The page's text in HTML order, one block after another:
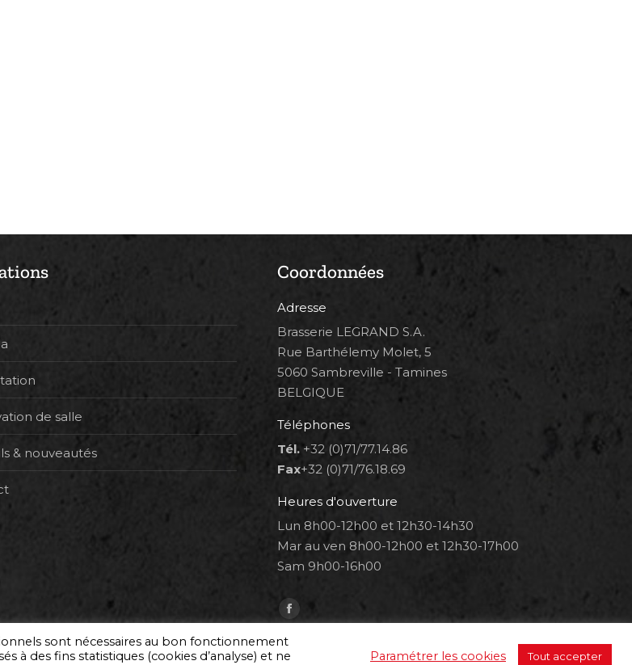
de salle
& nouveautés
Coordonnées
Adresse
Brasserie LEGRAND S.A.
Rue Barthélemy Molet, 5
5060 Sambreville - Tamines
BELGIQUE
Téléphones
Tél. +32 (0)71/77.14.86
Fax+32 (0)71/76.18.69
Heures d'ouverture
Lun 8h00-12h00 et 12h30-14h30
Mar au ven 8h00-12h00 et 12h30-17h00
Sam 9h00-16h00
Trouvez nous sur :
Facebook
page
opens
sont nécessaires au bon fonctionnement
à des fins statistiques (cookies d’analyse) et ne
Paramétrer les cookies Tout accepter